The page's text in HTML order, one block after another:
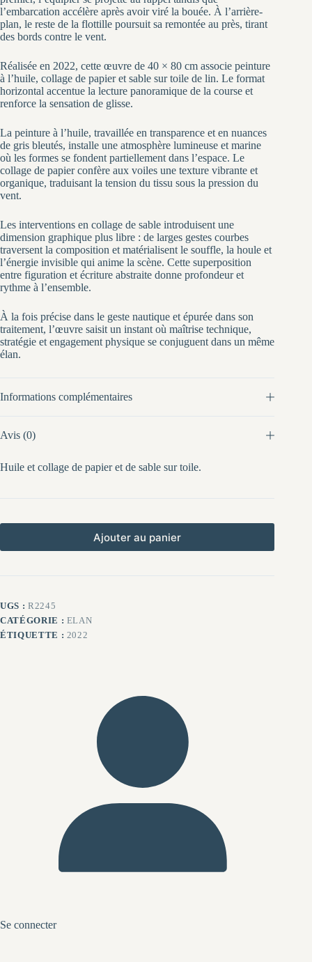
l’embarcation accélère après avoir viré la bouée. À l’arrière-
plan, le reste de la flottille poursuit sa remontée au près, tirant
des bords contre le vent.
Réalisée en 2022, cette œuvre de 40 × 80 cm associe peinture
à l’huile, collage de papier et sable sur toile de lin. Le format
horizontal accentue la lecture panoramique de la course et
renforce la sensation de glisse.
La peinture à l’huile, travaillée en transparence et en nuances
de gris bleutés, installe une atmosphère lumineuse et marine
où les formes se fondent partiellement dans l’espace. Le
collage de papier confère aux voiles une texture vibrante et
organique, traduisant la tension du tissu sous la pression du
vent.
Les interventions en collage de sable introduisent une
dimension graphique plus libre : de larges gestes courbes
traversent la composition et matérialisent le souffle, la houle et
l’énergie invisible qui anime la scène. Cette superposition
entre figuration et écriture abstraite donne profondeur et
rythme à l’ensemble.
À la fois précise dans le geste nautique et épurée dans son
traitement, l’œuvre saisit un instant où maîtrise technique,
stratégie et engagement physique se conjuguent dans un même
élan.
Informations complémentaires
Avis (0)
Huile et collage de papier et de sable sur toile.
Ajouter au panier
UGS : R2245
CATÉGORIE : ELAN
ÉTIQUETTE : 2022
Se connecter